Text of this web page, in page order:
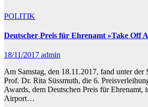
POLITIK
Deutscher Preis für Ehrenamt »Take Off
18/11/2017 admin
Am Samstag, den 18.11.2017, fand unter der
Prof. Dr. Rita Süssmuth, die 6.
Awards, dem Deutschen Preis für
Airport…